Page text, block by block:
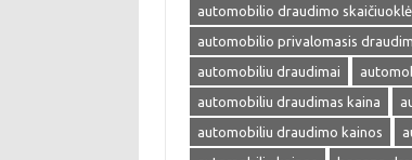
automobilio draudimo skaičiuoklė
automobilio privalomasis
automobiliu draudimai
automobiliu draudimas kaina
automobiliu draudimo kainos